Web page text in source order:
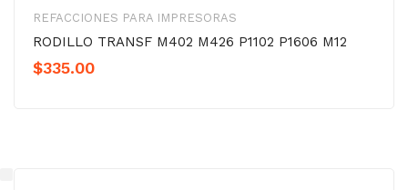
REFACCIONES PARA IMPRESORAS
RODILLO TRANSF M402 M426 P1102 P1606 M12
$335.00